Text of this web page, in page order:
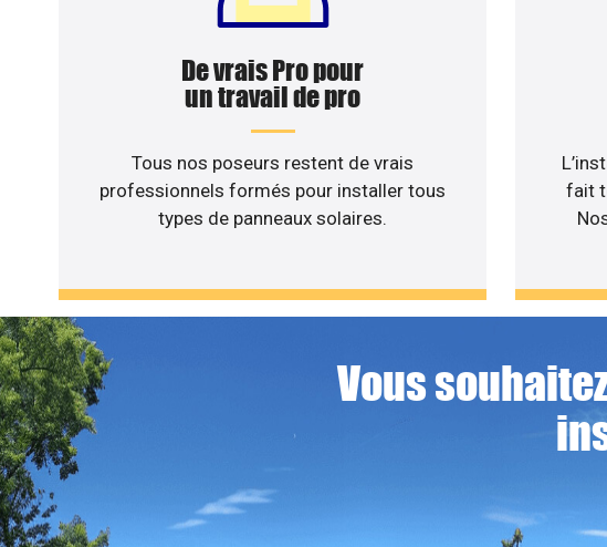
De vrais Pro pour
un travail de pro
Tous nos poseurs restent de vrais
professionnels formés pour installer tous
types de panneaux solaires.
fait
Vous